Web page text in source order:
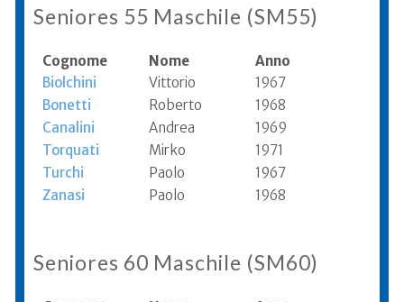
Seniores 55 Maschile (SM55)
Cognome Nome
Anno
Biolchini
Vittorio
1967
Bonetti
Roberto
1968
Canalini
Andrea
1969
Torquati
Mirko
1971
Turchi
Paolo
1967
Zanasi
Paolo 1968
Seniores 60 Maschile (SM60)